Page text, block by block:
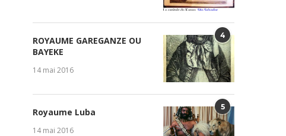
4
ROYAUME GAREGANZE OU
BAYEKE
14 mai 2016
5
Royaume Luba
14 mai 2016